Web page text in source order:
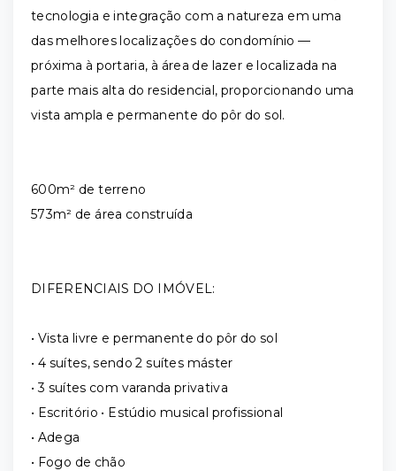
tecnologia e integração com a natureza em uma
das melhores localizações do condomínio —
próxima à portaria, à área de lazer e localizada na
parte mais alta do residencial, proporcionando uma
vista ampla e permanente do pôr do sol.
600m² de terreno
573m² de área construída
DIFERENCIAIS DO IMÓVEL:
• Vista livre e permanente do pôr do sol
• 4 suítes, sendo 2 suítes máster
• 3 suítes com varanda privativa
• Escritório • Estúdio musical profissional
• Adega
• Fogo de chão